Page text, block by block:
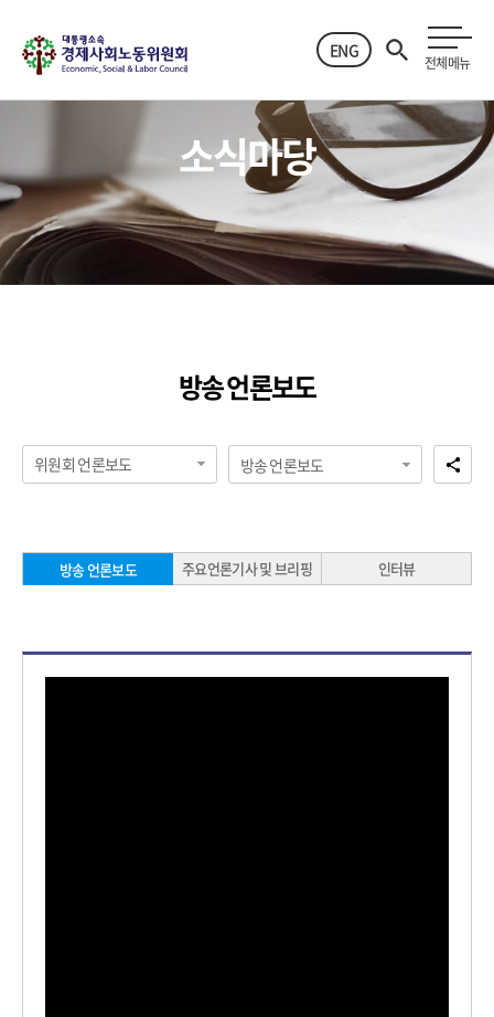
ENG
전체메뉴
소식마당
방송 언론보도
위원회 언론보도 방송 언론보도
방송 언론보도 주요언론기사 및 브리핑 인터뷰